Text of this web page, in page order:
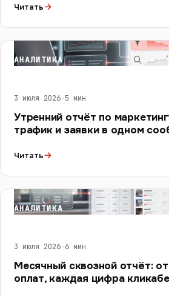
Читать→
АНАЛИТИКА
3 июля 2026·5 мин
Утренний отчёт по
трафик и заявки в одном
Читать→
АНАЛИТИКА
3 июля 2026·6 мин
Месячный сквозной отчёт:
оплат, каждая цифра